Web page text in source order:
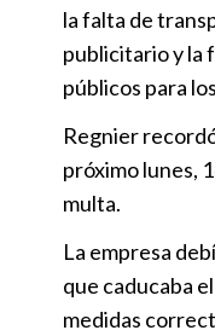
la falta de
publicitario y la
públicos para
Regnier
próximo lunes,
multa.
La empresa
que caducaba
medidas